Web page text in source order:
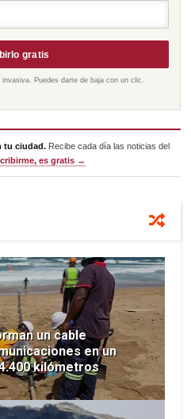
gratis
Puedes darte de baja con un clic.
tu ciudad. Recibe cada día las noticias del
es gratis →
un cable
en un
kilómetros